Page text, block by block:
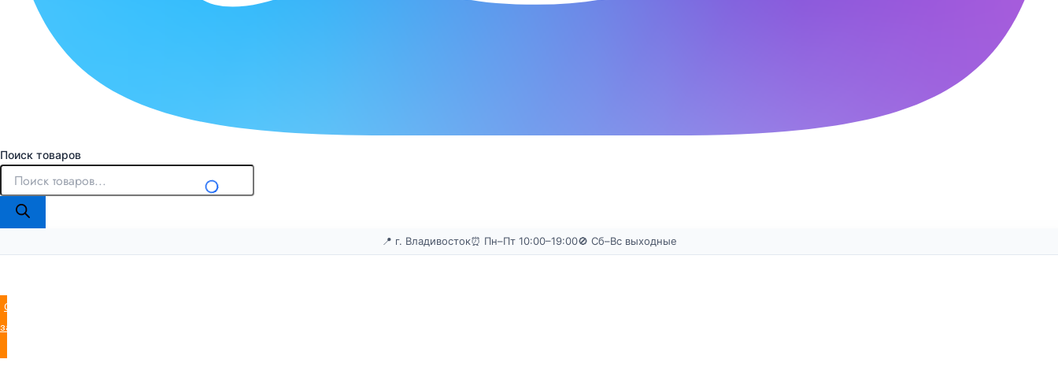
Поиск товаров
📍 г. Владивосток⏰ Пн–Пт 10:00–19:00🚫 Сб–Вс выходные
Оставить
заявку